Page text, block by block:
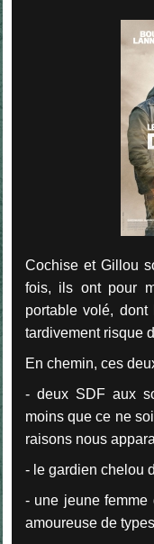
Cochise et Gillou
fois, ils ont pour
portable volé,
tardivement risque
En chemin, ces
- deux SDF aux
moins que ce ne
raisons nous
- le gardien chelou
- une jeune
amoureuse de